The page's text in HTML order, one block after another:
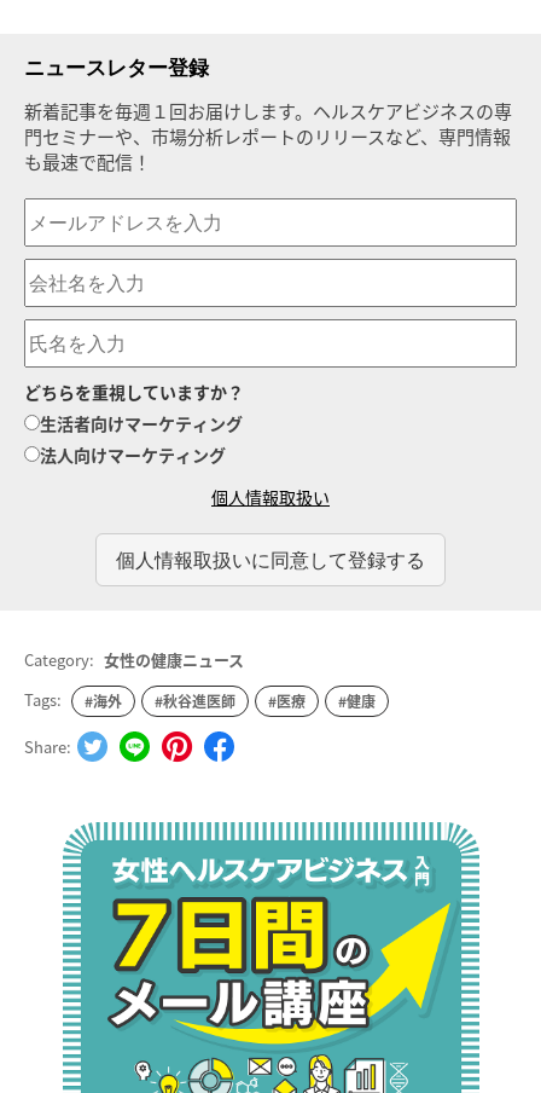
ニュースレター登録
新着記事を毎週１回お届けします。ヘルスケアビジネスの専
門セミナーや、市場分析レポートのリリースなど、専門情報
も最速で配信！
どちらを重視していますか？
生活者向けマーケティング
法人向けマーケティング
個人情報取扱い
Category: 女性の健康ニュース
Tags:
#海外 #秋谷進医師 #医療 #健康
Share: